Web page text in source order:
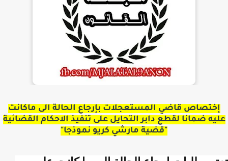
إختصاص قاضي المستعجلات بإرجاع الحالة الى ماكانت
عليه ضمانا لقطع دابر التحايل على تنفيذ الاحكام القضائية
"قضية مارشي كريو نموذجا"